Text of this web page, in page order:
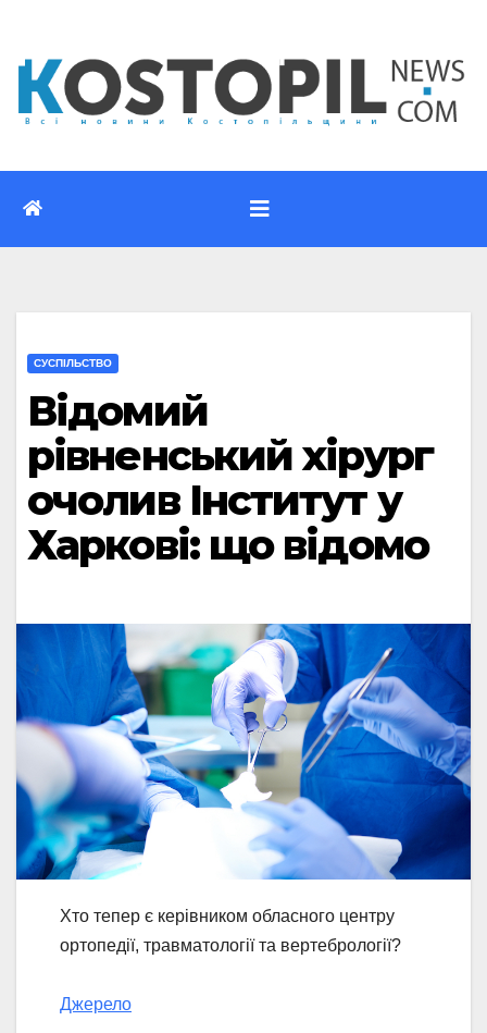
вмісту
CУСПІЛЬСТВО
Відомий
рівненський хірург
очолив Інститут у
Харкові: що відомо
Хто тепер є керівником обласного центру
ортопедії, травматології та вертебрології?
Джерело